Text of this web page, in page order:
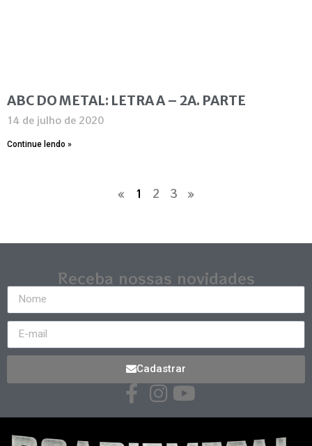
ABC DO METAL: LETRA A – 2A. PARTE
14 de julho de 2020
Continue lendo »
« 1 2 3 »
Receba nossas novidades
Cadastrar